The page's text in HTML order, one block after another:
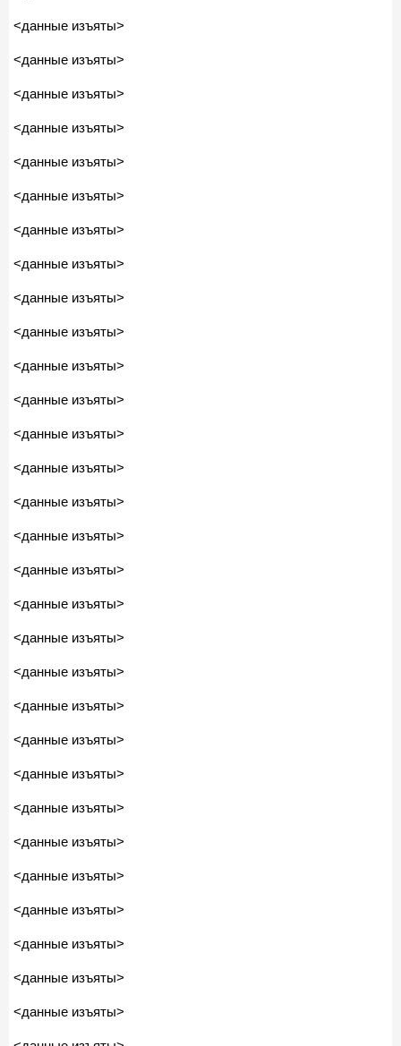
<данные изъяты>
<данные изъяты>
<данные изъяты>
<данные изъяты>
<данные изъяты>
<данные изъяты>
<данные изъяты>
<данные изъяты>
<данные изъяты>
<данные изъяты>
<данные изъяты>
<данные изъяты>
<данные изъяты>
<данные изъяты>
<данные изъяты>
<данные изъяты>
<данные изъяты>
<данные изъяты>
<данные изъяты>
<данные изъяты>
<данные изъяты>
<данные изъяты>
<данные изъяты>
<данные изъяты>
<данные изъяты>
<данные изъяты>
<данные изъяты>
<данные изъяты>
<данные изъяты>
<данные изъяты>